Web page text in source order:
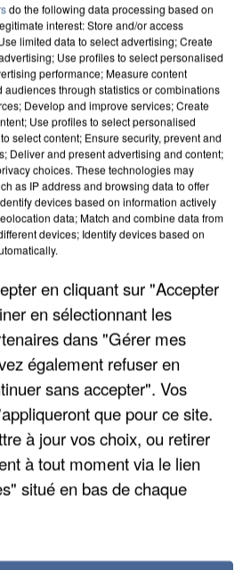
do the following data processing based on
interest: Store and/or access
limited data to select advertising; Create
Use profiles to select personalised
performance; Measure content
audiences through statistics or combinations
Develop and improve services; Create
Use profiles to select personalised
select content; Ensure security, prevent and
Deliver and present advertising and content;
choices. These technologies may
as IP address and browsing data to offer
devices based on information actively
data; Match and combine data from
devices; Identify devices based on
en cliquant sur "Accepter
en sélectionnant les
dans "Gérer mes
également refuser en
sans accepter". Vos
que pour ce site.
à jour vos choix, ou retirer
à tout moment via le lien
situé en bas de chaque